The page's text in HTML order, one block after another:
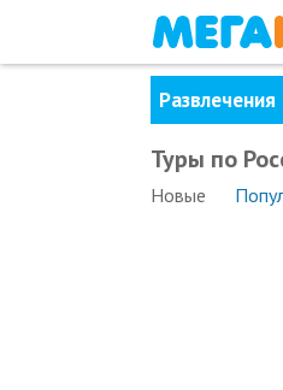
Развлечения
Туры по
Новые